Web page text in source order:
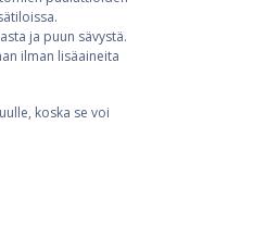
ja puun sävystä.
ilman lisäaineita
koska se voi